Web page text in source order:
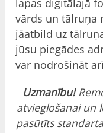
lapas digitālajā
vārds un tālruņa
jāatbild uz
jūsu piegādes
var nodrošināt
Uzmanību!
atvieglošanai un
pasūtīts